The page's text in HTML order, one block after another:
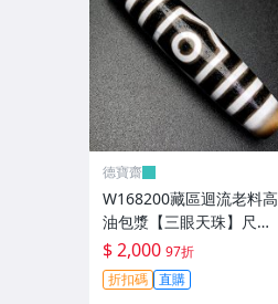
德寶齋
W168200藏區迴流老料高
油包漿【三眼天珠】尺
寸：58*13毫米 重量15.2
克馬蹄清紋晰 天珠 瑪瑙 文
玩【德寶齋】499
$ 2,000 97折
折扣碼 直購